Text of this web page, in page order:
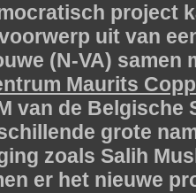
project
uit van
(N-VA) samen
Maurits
van de Belgische
grote
zoals Salih
er het nieuwe